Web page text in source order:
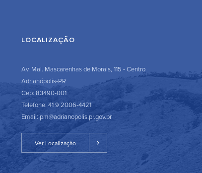
LOCALIZAÇÃO
Av. Mal. Mascarenhas de Morais, 115 - Centro
Adrianópolis-PR
Cep: 83490-001
Telefone: 41 9 2006-4421
Email: pm@adrianopolis.pr.gov.br
Ver Localização